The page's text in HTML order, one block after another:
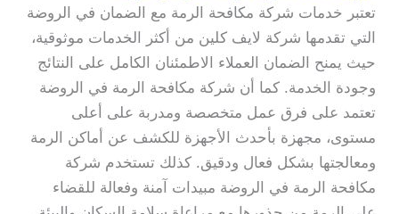
تعتبر خدمات شركة مكافحة الرمة مع الضمان في الروضة
التي تقدمها شركة لايف كلين من أكثر الخدمات موثوقية،
حيث يمنح الضمان العملاء الاطمئنان الكامل على النتائج
وجودة الخدمة. كما أن شركة مكافحة الرمة في الروضة
تعتمد على فرق عمل متخصصة ومدربة على أعلى
مستوى، مجهزة بأحدث الأجهزة للكشف عن أماكن الرمة
ومعالجتها بشكل فعال ودقيق. كذلك تستخدم شركة
مكافحة الرمة في الروضة مبيدات آمنة وفعالة للقضاء